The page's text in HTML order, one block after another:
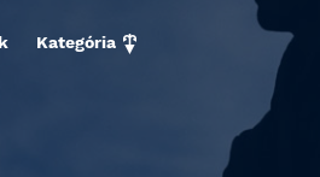
Kategória